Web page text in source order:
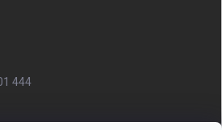
444